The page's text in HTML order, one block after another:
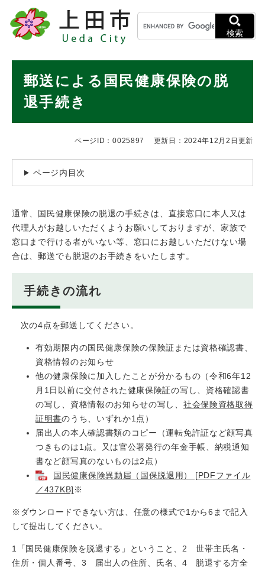
メニューを飛ばして本文へ
キ
ー
ワ
検
検索
郵送による国民健康保険の脱
退手続き
ページID：0025897 更新日：2024年12月2日更新
ページ内目次
通常、国民健康保険の脱退の手続きは、直接窓口に本人又は
代理人がお越しいただくようお願いしておりますが、家族で
窓口まで行ける者がいない等、窓口にお越しいただけない場
合は、郵送でも脱退のお手続きをいたします。
手続きの流れ
次の4点を郵送してください。
有効期限内の国民健康保険の保険証または資格確認書、
資格情報のお知らせ
他の健康保険に加入したことが分かるもの（令和6年12
月1日以前に交付された健康保険証の写し、資格確認書
の写し、資格情報のお知らせの写し、 社会保険資格取得
証明書のうち、いずれか1点）
届出人の本人確認書類のコピー（運転免許証など顔写真
つきものは1点。又は官公署発行の年金手帳、納税通知
書など顔写真のないものは2点）
国民健康保険異動届（国保脱退用） [PDFファイル
／437KB] ※
※ダウンロードできない方は、任意の様式で1から6まで記入
して提出してください。
1「国民健康保険を脱退する」ということ、2 世帯主氏名・
住所・個人番号、3 届出人の住所、氏名、4 脱退する方全